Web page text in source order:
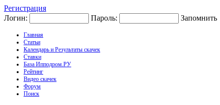
Регистрация
Логин:
Пароль: Запомнить
Главная
Статьи
Календарь и Результаты скачек
Ставки
База Ипподром.РУ
Рейтинг
Видео скачек
Форум
Поиск